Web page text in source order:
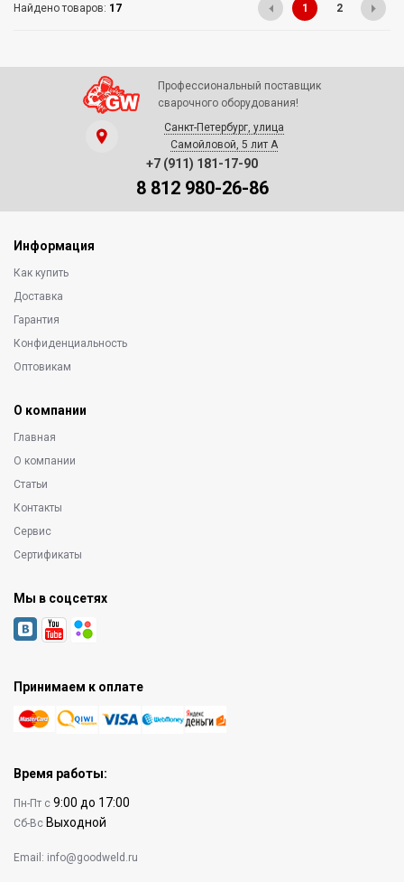
Найдено товаров: 17 1 2
Профессиональный поставщик
сварочного оборудования!
Санкт-Петербург, улица
Самойловой, 5 лит А
+7 (911) 181-17-90
8 812 980-26-86
Информация
Как купить
Доставка
Гарантия
Конфиденциальность
Оптовикам
О компании
Главная
О компании
Статьи
Контакты
Сервис
Сертификаты
Мы в соцсетях
Принимаем к оплате
Время работы:
Пн-Пт с 9:00 до 17:00
Сб-Вс Выходной
Email: info@goodweld.ru